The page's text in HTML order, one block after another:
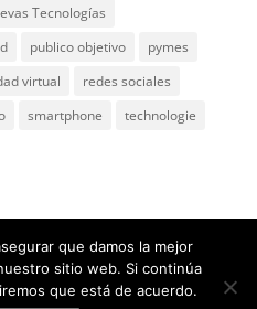
Tecnologías
publico objetivo
pymes
virtual
redes sociales
smartphone
technologie
618731898 |Mapa
que damos la mejor
sitio web. Si continúa
que está de acuerdo.